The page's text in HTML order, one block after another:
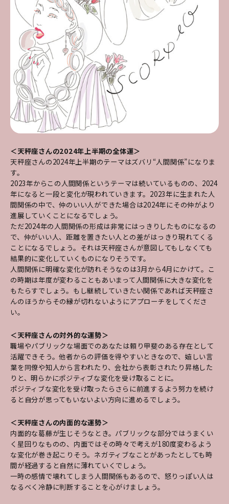
＜天秤座さんの2024年上半期の全体運＞
天秤座さんの2024年上半期のテーマはズバリ“人間関係”になりま
す。
2023年からこの人間関係というテーマは続いているものの、2024
年になると一段と変化が現われていきます。2023年に生まれた人
間関係の中で、仲のいい人ができた場合は2024年にその仲がより
進展していくことになるでしょう。
ただ2024年の人間関係の形成は非常にはっきりしたものになるの
で、仲がいい人、距離を置きたい人との差がはっきり現れてくる
ことになるでしょう。それは天秤座さんが意図してもしなくても
結果的に変化していくものになりそうです。
人間関係に明確な変化が訪れそうなのは3月から4月にかけて。こ
の時期は年度が変わることもあいまって人間関係に大きな変化を
もたらすでしょう。もし継続していきたい関係であれば天秤座さ
んのほうからその縁が切れないようにアプローチをしてくださ
い。
＜天秤座さんの対外的な運勢＞
職場やパブリックな場面でのあなたは頼り甲斐のある存在として
活躍できそう。他者からの評価を得やすいときなので、嬉しい言
葉を同僚や知人から言われたり、会社から表彰されたり昇格した
りと、明らかにポジティブな変化を受け取ることに。
ポジティブな変化を受け取ったらさらに前進するよう努力を続け
ると自分が思ってもいないよい方向に進めるでしょう。
＜天秤座さんの内面的な運勢＞
内面的な葛藤が生じそうなとき。パブリックな部分ではうまくい
く星回りなものの、内面ではその時々で考えが180度変わるよう
な変化が巻き起こりそう。ネガティブなことがあったとしても時
間が経過すると自然に薄れていくでしょう。
一時の感情で壊れてしまう人間関係もあるので、怒りっぽい人は
なるべく冷静に判断することを心がけましょう。